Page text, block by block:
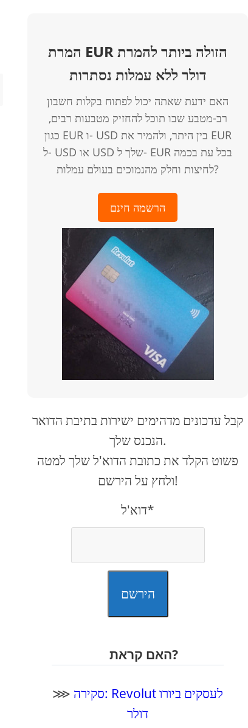
המרת EUR הזולה ביותר להמרת
דולר ללא עמלות נסתרות
האם ידעת שאתה יכול לפתוח בקלות חשבון
רב-מטבע שבו תוכל להחזיק מטבעות רבים,
כגון EUR ו- USD בין היתר, ולהמיר את EUR
ל- USD או USD שלך ל- EUR בכל עת בכמה
לחיצות וחלק מהנמוכים בעולם עמלות?
הרשמה חינם
קבל עדכונים מדהימים ישירות בתיבת הדואר
הנכנס שלך.
פשוט הקלד את כתובת הדוא'ל שלך למטה
ולחץ על הירשם!
דוא'ל*
הירשם
האם קראת?
⋙ סקירה: Revolut לעסקים ביורו
דולר